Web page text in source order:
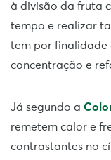
à divisão da fruta
tempo e realizar
tem por finalidade
concentração e
Já segundo a
remetem calor e
contrastantes no